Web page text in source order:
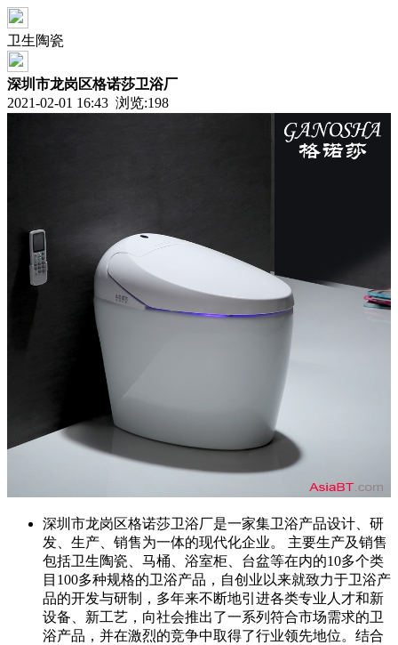
卫生陶瓷
深圳市龙岗区格诺莎卫浴厂
2021-02-01 16:43 浏览:198
深圳市龙岗区格诺莎卫浴厂是一家集卫浴产品设计、研
发、生产、销售为一体的现代化企业。 主要生产及销售
包括卫生陶瓷、马桶、浴室柜、台盆等在内的10多个类
目100多种规格的卫浴产品，自创业以来就致力于卫浴产
品的开发与研制，多年来不断地引进各类专业人才和新
设备、新工艺，向社会推出了一系列符合市场需求的卫
浴产品，并在激烈的竞争中取得了行业领先地位。结合